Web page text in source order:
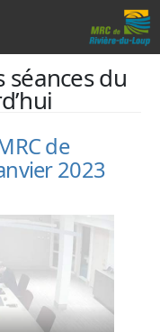
séances du
de
2023